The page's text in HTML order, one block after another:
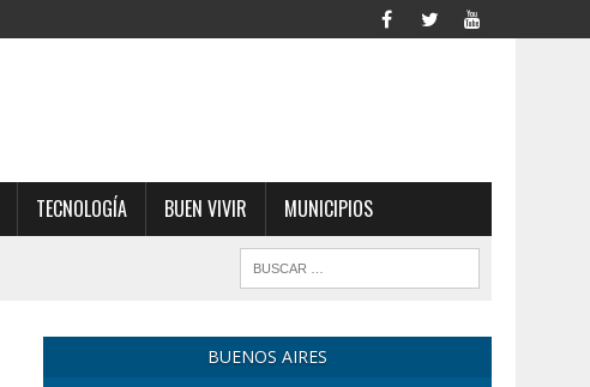
TECNOLOGÍA BUEN VIVIR MUNICIPIOS
BUENOS AIRES